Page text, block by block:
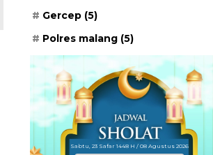
Gercep (5)
Polres malang (5)
Sabtu, 23 Safar 1448 H / 08 Agustus 2026